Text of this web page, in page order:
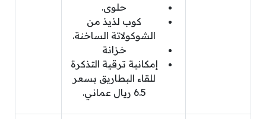
حلوى.
كوب لذيذ من
الشوكولاتة الساخنة.
خزانة
إمكانية ترقية التذكرة
للقاء البطاريق بسعر
6.5 ريال عماني.